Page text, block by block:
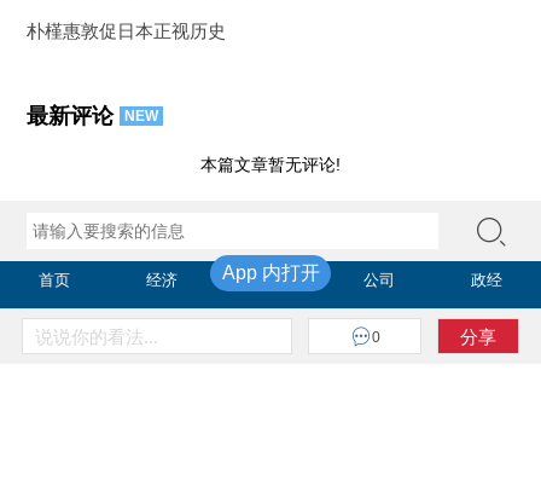
朴槿惠敦促日本正视历史
最新评论 NEW
本篇文章暂无评论!
首页 经济 金融 公司 政经
世界 观点 文化 博客 图片
《新世纪》周刊 《中国改革》 视频 English
App 内打开
说说你的看法... 0 分享